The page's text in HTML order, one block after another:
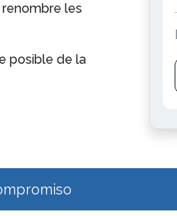
les
posible de la